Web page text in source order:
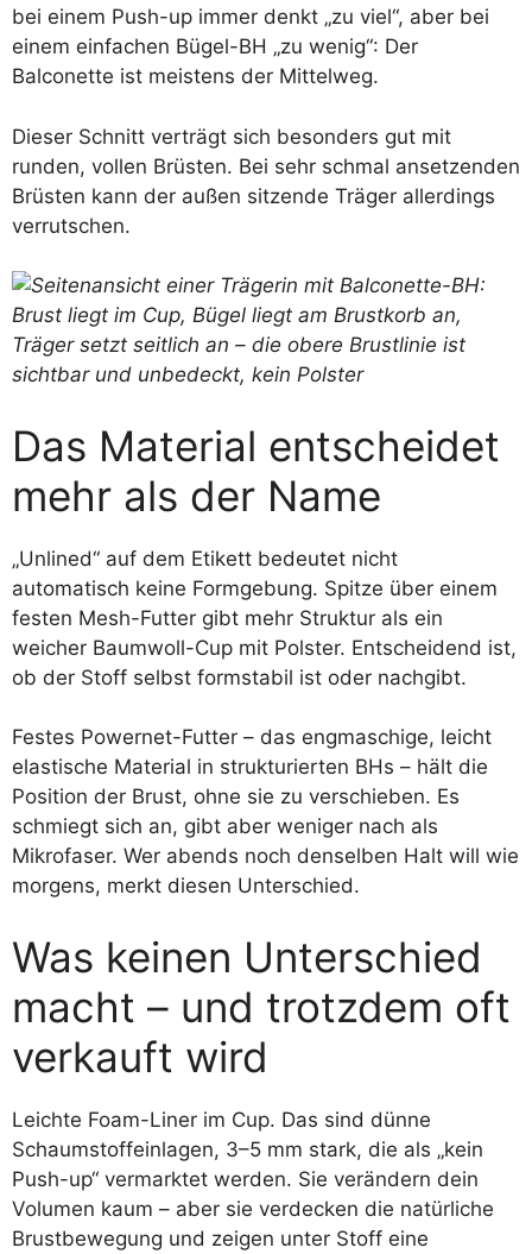
bei einem Push-up immer denkt „zu viel“, aber bei
einem einfachen Bügel-BH „zu wenig“: Der
Balconette ist meistens der Mittelweg.
Dieser Schnitt verträgt sich besonders gut mit
runden, vollen Brüsten. Bei sehr schmal ansetzenden
Brüsten kann der außen sitzende Träger allerdings
verrutschen.
Das Material entscheidet
mehr als der Name
„Unlined“ auf dem Etikett bedeutet nicht
automatisch keine Formgebung. Spitze über einem
festen Mesh-Futter gibt mehr Struktur als ein
weicher Baumwoll-Cup mit Polster. Entscheidend ist,
ob der Stoff selbst formstabil ist oder nachgibt.
Festes Powernet-Futter – das engmaschige, leicht
elastische Material in strukturierten BHs – hält die
Position der Brust, ohne sie zu verschieben. Es
schmiegt sich an, gibt aber weniger nach als
Mikrofaser. Wer abends noch denselben Halt will wie
morgens, merkt diesen Unterschied.
Was keinen Unterschied
macht – und trotzdem oft
verkauft wird
Leichte Foam-Liner im Cup. Das sind dünne
Schaumstoffeinlagen, 3–5 mm stark, die als „kein
Push-up“ vermarktet werden. Sie verändern dein
Volumen kaum – aber sie verdecken die natürliche
Brustbewegung und zeigen unter Stoff eine